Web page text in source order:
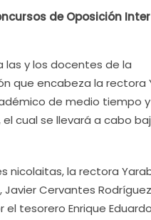
de Oposición
las y los docentes de la
que encabeza la rectora
de medio tiempo y
cual se llevará a cabo
nicolaitas, la rectora
Cervantes
tesorero Enrique